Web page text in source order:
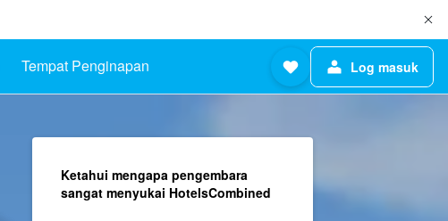
Tempat Penginapan Log masuk
Ketahui mengapa pengembara
sangat menyukai HotelsCombined